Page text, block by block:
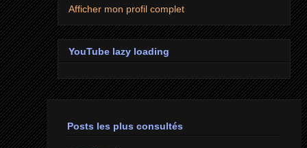
Afficher mon profil complet
YouTube lazy loading
Posts les plus consultés